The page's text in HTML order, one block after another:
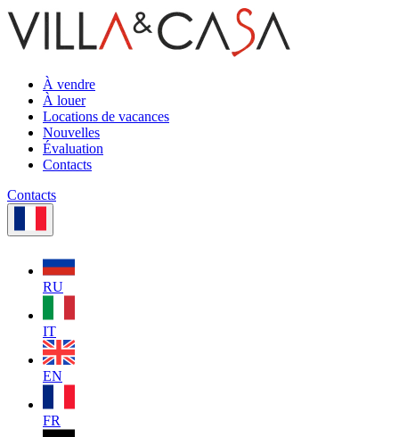
À vendre
À louer
Locations de vacances
Nouvelles
Évaluation
Contacts
Contacts
RU
IT
EN
FR